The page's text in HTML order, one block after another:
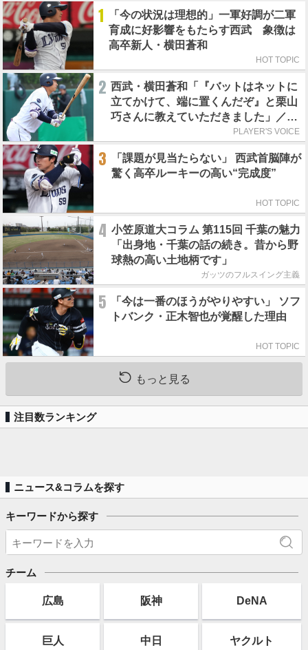
1
「今の状況は理想的」一軍好調が二軍
育成に好影響をもたらす西武 象徴は
高卒新人・横田蒼和
HOT TOPIC
2 西武・横田蒼和「『バットはネットに
立てかけて、端に置くんだぞ』と栗山
巧さんに教えていただきました」／憧
PLAYER'S VOICE
3
「課題が見当たらない」 西武首脳陣が
驚く高卒ルーキーの高い“完成度”
HOT TOPIC
4 小笠原道大コラム 第115回 千葉の魅力
「出身地・千葉の話の続き。昔から野
球熱の高い土地柄です」
ガッツのフルスイング主義
5
「今は一番のほうがやりやすい」 ソフ
トバンク・正木智也が覚醒した理由
HOT TOPIC
もっと見る
注目数ランキング
ニュース&コラムを探す
キーワードから探す
チーム
広島 阪神 DeNA
巨人 中日 ヤクルト